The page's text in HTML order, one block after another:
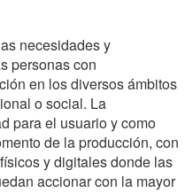
necesidades y
personas con
en los diversos ámbitos
o social. La
para el usuario y como
de la producción, con
y digitales donde las
accionar con la mayor